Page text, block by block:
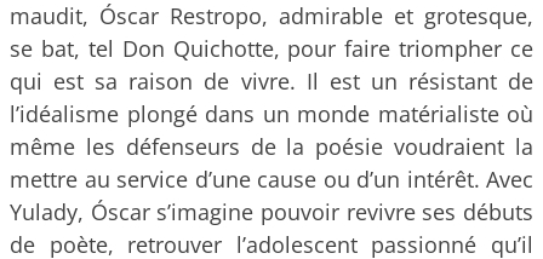
maudit, Óscar Restropo, admirable et grotesque,
se bat, tel Don Quichotte, pour faire triompher ce
qui est sa raison de vivre. Il est un résistant de
l’idéalisme plongé dans un monde matérialiste où
même les défenseurs de la poésie voudraient la
mettre au service d’une cause ou d’un intérêt. Avec
Yulady, Óscar s’imagine pouvoir revivre ses débuts
de poète, retrouver l’adolescent passionné qu’il